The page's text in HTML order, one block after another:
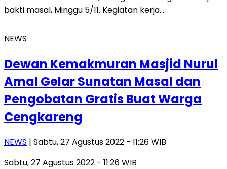
bakti masal, Minggu 5/11. Kegiatan kerja…
NEWS
Dewan Kemakmuran Masjid Nurul
Amal Gelar Sunatan Masal dan
Pengobatan Gratis Buat Warga
Cengkareng
NEWS | Sabtu, 27 Agustus 2022 - 11:26 WIB
Sabtu, 27 Agustus 2022 - 11:26 WIB